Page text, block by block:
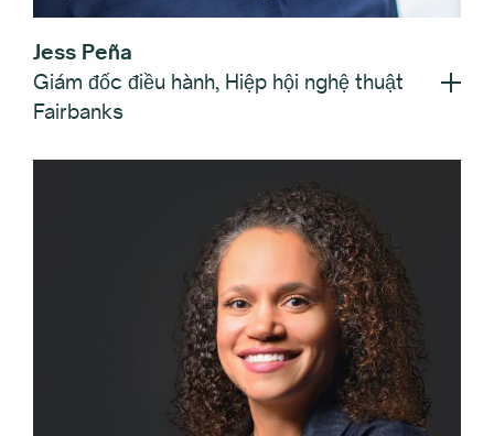
Jess Peña
Giám đốc điều hành, Hiệp hội nghệ thuật
Fairbanks